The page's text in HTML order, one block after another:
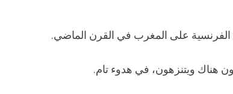
الفرنسية على المغرب في القرن الماضي.
هناك ويتنزهون، في هدوء تام.